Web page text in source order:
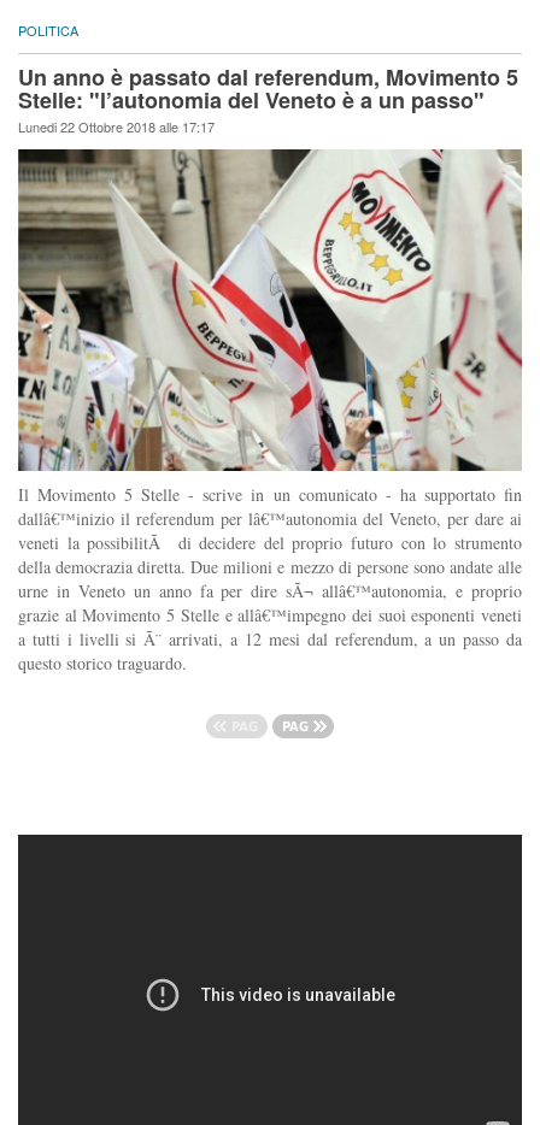
POLITICA
Un anno è passato dal referendum, Movimento 5
Stelle: "l’autonomia del Veneto è a un passo"
Lunedi 22 Ottobre 2018 alle 17:17
Il Movimento 5 Stelle - scrive in un comunicato - ha supportato fin
dallâ€™inizio il referendum per lâ€™autonomia del Veneto, per dare ai
veneti la possibilitÃ di decidere del proprio futuro con lo strumento
della democrazia diretta. Due milioni e mezzo di persone sono andate alle
urne in Veneto un anno fa per dire sÃ¬ allâ€™autonomia, e proprio
grazie al Movimento 5 Stelle e allâ€™impegno dei suoi esponenti veneti
a tutti i livelli si Ã¨ arrivati, a 12 mesi dal referendum, a un passo da
questo storico traguardo.